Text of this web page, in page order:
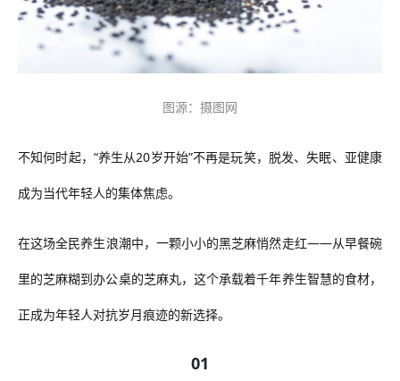
图源：摄图网
不知何时起， “养生从20岁开始”不再是玩笑，脱发、失眠、亚健康
成为当代年轻人的集体焦虑。
在这场全民养生浪潮中，一颗小小的黑芝麻悄然走红——从早餐碗
里的芝麻糊到办公桌的芝麻丸，这个承载着千年养生智慧的食材，
正成为年轻人对抗岁月痕迹的新选择。
01